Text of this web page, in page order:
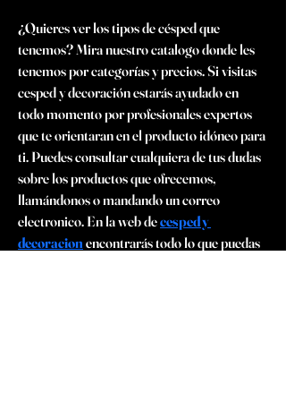
¿Quieres ver los tipos de césped que
tenemos? Mira nuestro catalogo donde les
tenemos por categorías y precios. Si visitas
cesped y decoración estarás ayudado en
todo momento por profesionales expertos
que te orientaran en el producto idóneo para
ti. Puedes consultar cualquiera de tus dudas
sobre los productos que ofrecemos,
llamándonos o mandando un correo
electronico. En la web de cesped y
decoracion encontrarás todo lo que puedas